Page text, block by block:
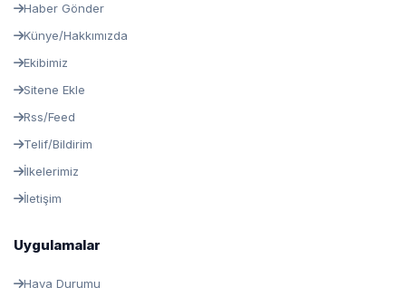
Haber Gönder
Künye/Hakkımızda
Ekibimiz
Sitene Ekle
Rss/Feed
Telif/Bildirim
İlkelerimiz
İletişim
Uygulamalar
Hava Durumu